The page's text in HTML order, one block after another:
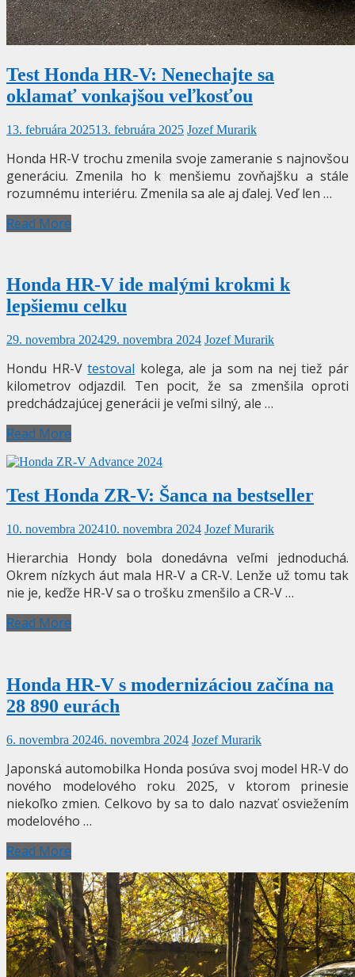
Test Honda HR-V: Nenechajte sa
oklamať vonkajšou veľkosťou
13. februára 202513. februára 2025 Jozef Murarik
Honda HR-V trochu zmenila svoje zameranie s najnovšou
generáciu. Zmenila ho k menšiemu zovňajšku a stále
rozumnému interiéru. Zmenila sa ale aj ďalej. Veď len …
Read More
Honda HR-V ide malými krokmi k
lepšiemu celku
29. novembra 202429. novembra 2024 Jozef Murarik
Hondu HR-Vtestoval kolega, ale ja som na nej tiež pár
kilometrov odjazdil. Ten pocit, že sa zmenšila oproti
predchádzajúcej generácii je veľmi silný, ale …
Read More
Test Honda ZR-V: Šanca na bestseller
10. novembra 202410. novembra 2024 Jozef Murarik
Hierarchia Hondy bola donedávna veľmi jednoduchá.
Okrem nízkych áut mala HR-V a CR-V. Lenže už tomu tak
nie je, keďže HR-V sa o trošku zmenšilo a CR-V …
Read More
Honda HR-V s modernizáciou začína na
28 890 eurách
6. novembra 20246. novembra 2024 Jozef Murarik
Japonská automobilka Honda posúva svoj model HR-V do
nového modelového roku 2025, v ktorom prinesie
niekoľko zmien. Celkovo by sa to dalo nazvať osviežením
modelového …
Read More